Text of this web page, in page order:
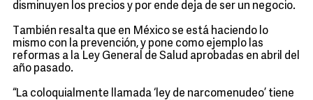
disminuyen los precios y por ende deja de ser un negocio.
También resalta que en México se está haciendo lo
mismo con la prevención, y pone como ejemplo las
reformas a la Ley General de Salud aprobadas en abril del
año pasado.
“La coloquialmente llamada ‘ley de narcomenudeo’ tiene